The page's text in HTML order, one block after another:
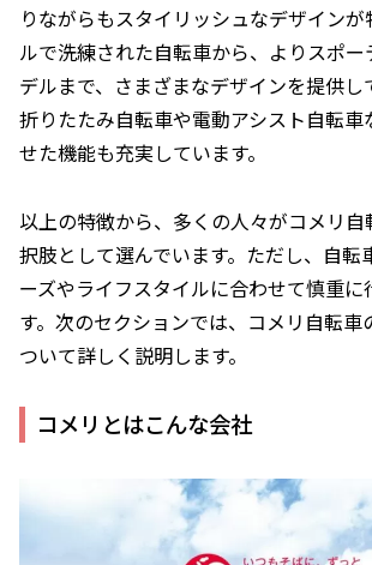
りながらもスタイリッシュなデザイン
ルで洗練された自転車から、よりスポー
デルまで、さまざまなデザインを提供し
折りたたみ自転車や電動アシスト自転車
せた機能も充実しています。
以上の特徴から、多くの人々がコメリ
択肢として選んでいます。ただし、自転
ーズやライフスタイルに合わせて慎重に
す。次のセクションでは、コメリ自転車
ついて詳しく説明します。
コメリとはこんな会社